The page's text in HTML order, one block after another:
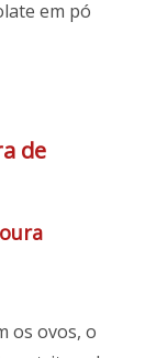
em pó
de
os ovos, o